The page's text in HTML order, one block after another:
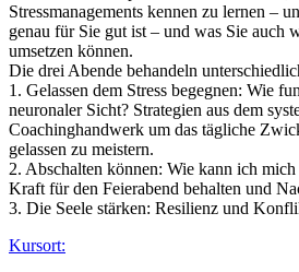
Stressmanagements kennen zu lernen –
genau für Sie gut ist – und was Sie auch
umsetzen können.
Die drei Abende behandeln
1. Gelassen dem Stress begegnen: Wie
neuronaler Sicht? Strategien aus dem
Coachinghandwerk um das tägliche
gelassen zu meistern.
2. Abschalten können: Wie kann ich mich
Kraft für den Feierabend behalten und
3. Die Seele stärken: Resilienz und
Kursort: